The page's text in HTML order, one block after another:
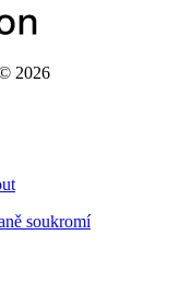
2026
soukromí